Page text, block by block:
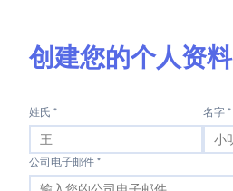
创建您的个人资料
姓氏 * 名字 *
公司电子邮件 *